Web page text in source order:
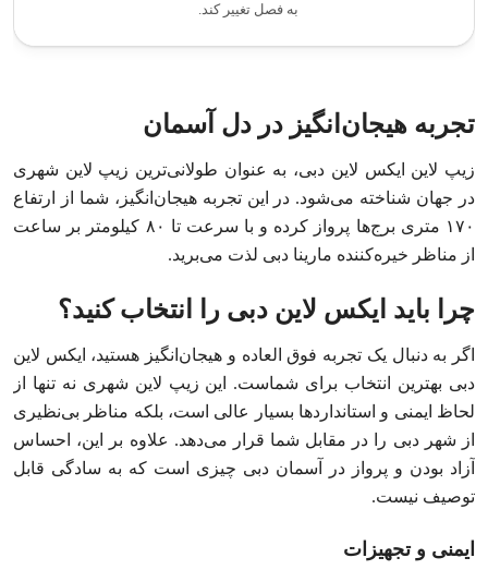
به فصل تغییر کند.
تجربه هیجان‌انگیز در دل آسمان
زیپ لاین ایکس لاین دبی، به عنوان طولانی‌ترین زیپ لاین شهری
در جهان شناخته می‌شود. در این تجربه هیجان‌انگیز، شما از ارتفاع
۱۷۰ متری برج‌ها پرواز کرده و با سرعت تا ۸۰ کیلومتر بر ساعت
از مناظر خیره‌کننده مارینا دبی لذت می‌برید.
چرا باید ایکس لاین دبی را انتخاب کنید؟
اگر به دنبال یک تجربه فوق‌ العاده و هیجان‌انگیز هستید، ایکس لاین
دبی بهترین انتخاب برای شماست. این زیپ لاین شهری نه تنها از
لحاظ ایمنی و استانداردها بسیار عالی است، بلکه مناظر بی‌نظیری
از شهر دبی را در مقابل شما قرار می‌دهد. علاوه بر این، احساس
آزاد بودن و پرواز در آسمان دبی چیزی است که به سادگی قابل
توصیف نیست.
ایمنی و تجهیزات